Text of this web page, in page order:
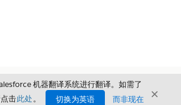
机器翻译系统进行翻译。如需了
击此处。 切换为英语 而非现在 关闭